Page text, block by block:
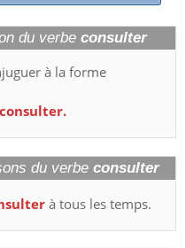
du verbe consulter
à la forme
du verbe consulter
à tous les temps.